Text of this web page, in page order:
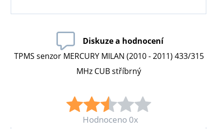
Diskuze a hodnocení
TPMS senzor MERCURY MILAN (2010 - 2011) 433/315
MHz CUB stříbrný
Hodnoceno 0x